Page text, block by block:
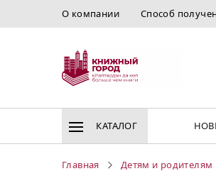
О компании Способ
КАТАЛОГ
Главная Детям и родителям